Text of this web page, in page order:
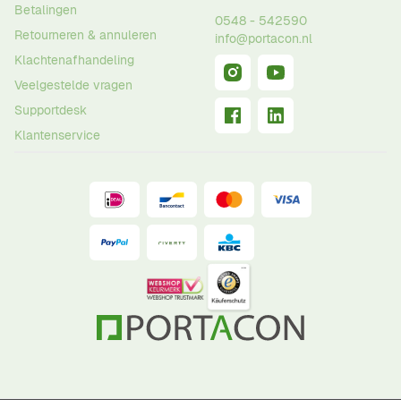
Betalingen
Retourneren & annuleren
Klachtenafhandeling
Veelgestelde vragen
Supportdesk
Klantenservice
0548 - 542590
info@portacon.nl